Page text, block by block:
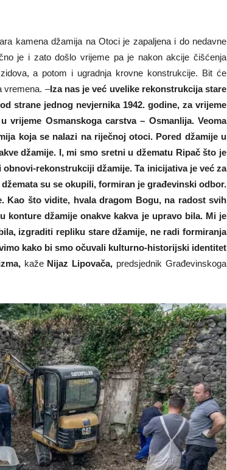
kamena džamija na Otoci je zapaljena i do nedavne
je i zato došlo vrijeme pa je nakon akcije čišćenja
a potom i ugradnja krovne konstrukcije. Bit će
vremena. –Iza nas je već uvelike rekonstrukcija stare
strane jednog nevjernika 1942. godine, za vrijeme
vrijeme Osmanskoga carstva – Osmanlija. Veoma
koja se nalazi na riječnoj otoci. Pored džamije u
džamije. I, mi smo sretni u džematu Ripač što je
rekonstrukciji džamije. Ta inicijativa je već za
su se okupili, formiran je građevinski odbor.
Kao što vidite, hvala dragom Bogu, na radost svih
konture džamije onakve kakva je upravo bila. Mi je
izgraditi repliku stare džamije, ne radi formiranja
kako bi smo očuvali kulturno-historijski identitet
kažeNijaz Lipovača, predsjednik Građevinskoga